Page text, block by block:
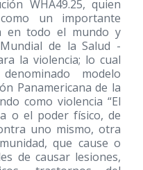
WHA49.25, quien
un importante
en todo el mundo y
de la Salud -
la violencia; lo cual
modelo
Panamericana de la
como violencia “El
o el poder físico, de
uno mismo, otra
que cause o
de causar lesiones,